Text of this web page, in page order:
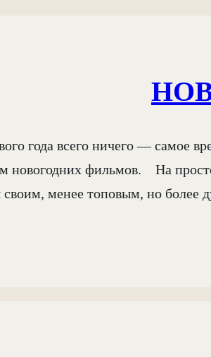
года всего ничего — самое
новогодних фильмов. ⠀На
своим, менее топовым, но